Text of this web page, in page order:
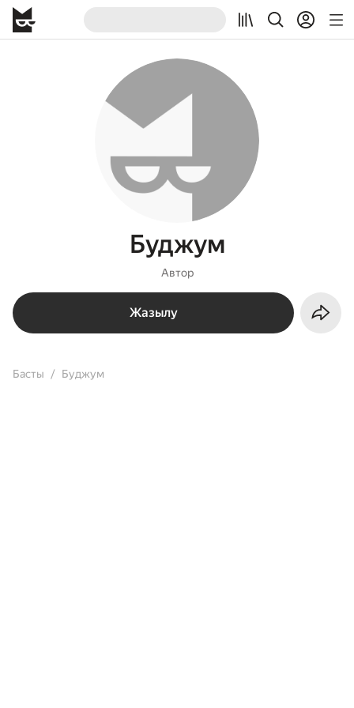
Буджум
Автор
Жазылу
Басты Буджум